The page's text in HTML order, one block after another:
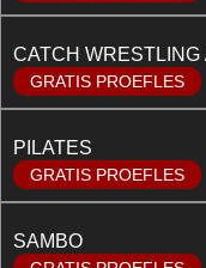
CATCH
GRATIS PROEFLES
PILATES
GRATIS PROEFLES
SAMBO